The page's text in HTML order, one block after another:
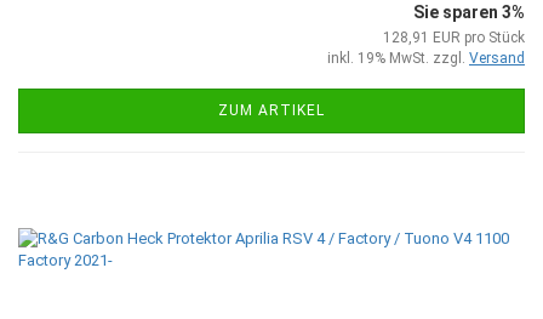
Sie sparen 3%
128,91 EUR pro Stück
inkl. 19% MwSt. zzgl. Versand
ZUM ARTIKEL